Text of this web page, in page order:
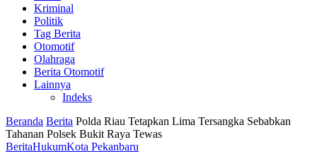
Kriminal
Politik
Tag Berita
Otomotif
Olahraga
Berita Otomotif
Lainnya
Indeks
Beranda Berita Polda Riau Tetapkan Lima Tersangka Sebabkan
Tahanan Polsek Bukit Raya Tewas
BeritaHukumKota Pekanbaru